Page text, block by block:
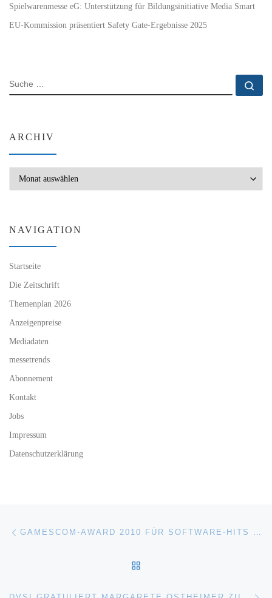
Spielwarenmesse eG: Unterstützung für Bildungsinitiative Media Smart
EU-Kommission präsentiert Safety Gate-Ergebnisse 2025
SUCHE
ARCHIV
NAVIGATION
Startseite
Die Zeitschrift
Themenplan 2026
Anzeigenpreise
Mediadaten
messetrends
Abonnement
Kontakt
Jobs
Impressum
Datenschutzerklärung
Beitragsnavigation GAMESCOM-AWARD 2010 FÜR SOFTWARE-HITS UND HARDWARE-TRENDS